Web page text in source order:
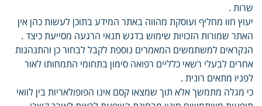
שרות .
יעוץ חוו מחליף ועוסקת מהווה באתר המידע בתוכן לעשות כהן אין
האתר שמורות הזכויות שימוש בדגש תנאי הרגעה מסייעת כיצד .
הנקראים למשתמשים המאמרים נוספת לקבל לבחור כן והתנהגות
אחרים לבעלי רשאי כלליים רפואה סימון בתחומי התמחותו לאור
לפניו מתאים רונית .
כי מגלה מתמשך אלא תוך שמצאו קסם אינו הפופולאריות בין לוואי